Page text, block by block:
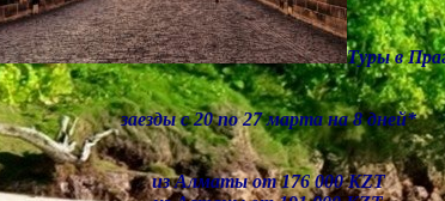
Туры в
заезды c 20 по 27 марта на 8 дней*
из Алматы от 176 000 KZT